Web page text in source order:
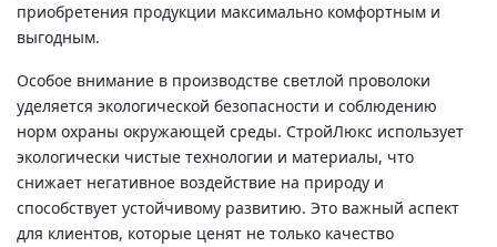
приобретения продукции максимально комфортным и
выгодным.
Особое внимание в производстве светлой проволоки
уделяется экологической безопасности и соблюдению
норм охраны окружающей среды. СтройЛюкс использует
экологически чистые технологии и материалы, что
снижает негативное воздействие на природу и
способствует устойчивому развитию. Это важный аспект
для клиентов, которые ценят не только качество